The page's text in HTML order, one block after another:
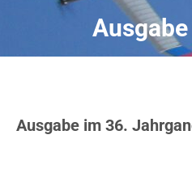
Ausgabe im 36.